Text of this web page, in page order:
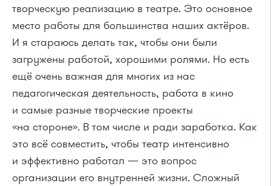
творческую реализацию в театре. Это основное
место работы для большинства наших актёров.
И я стараюсь делать так, чтобы они были
загружены работой, хорошими ролями. Но есть
ещё очень важная для многих из нас
педагогическая деятельность, работа в кино
и самые разные творческие проекты
«на стороне». В том числе и ради заработка. Как
это всё совместить, чтобы театр интенсивно
и эффективно работал — это вопрос
организации его внутренней жизни. Сложный